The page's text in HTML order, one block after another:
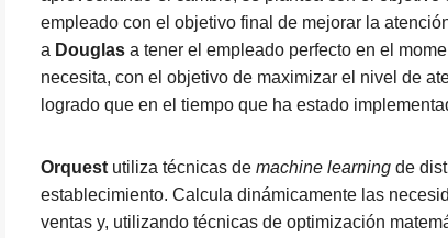
empleado con el objetivo final de mejorar la
a Douglas a tener el empleado perfecto en el
necesita, con el objetivo de maximizar el nivel de
logrado que en el tiempo que ha estado
Orquest utiliza técnicas de machine learning de
establecimiento. Calcula dinámicamente las
ventas y, utilizando técnicas de optimización